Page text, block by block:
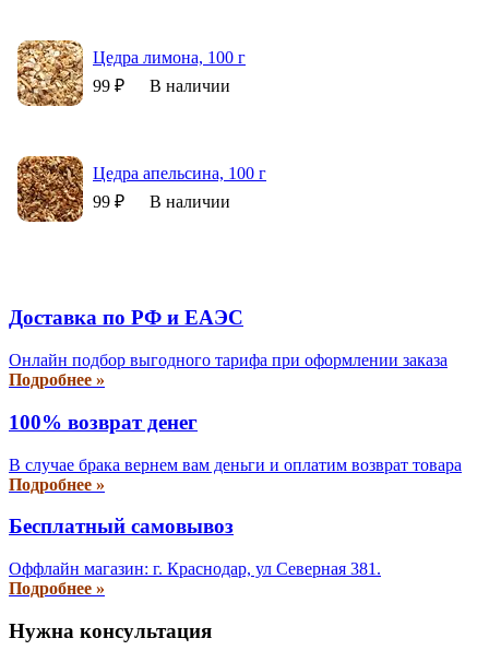
Цедра лимона, 100 г
99 ₽
В наличии
Цедра апельсина, 100 г
99 ₽
В наличии
Доставка по РФ и EAЭС
Онлайн подбор выгодного тарифа при оформлении заказа
Подробнее »
100% возврат денег
В случае брака вернем вам деньги и оплатим возврат товара
Подробнее »
Бесплатный самовывоз
Оффлайн магазин: г. Краснодар, ул Северная 381.
Подробнее »
Нужна консультация